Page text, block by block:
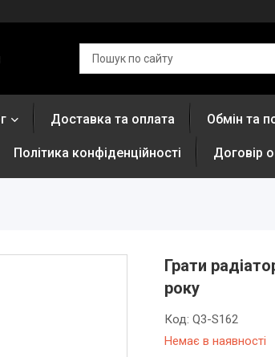
Доставка та оплата Обмін та
Політика конфіденційності Договір
Грати
року
Немає в наявності
Код: Q3-S162